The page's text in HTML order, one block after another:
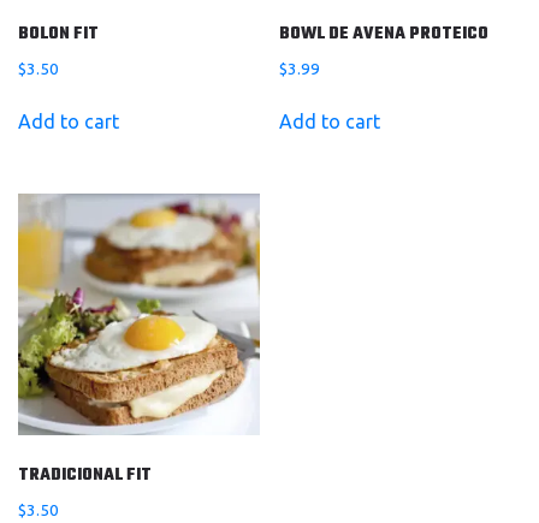
BOLON FIT
$3.50
Add to cart
BOWL DE AVENA PROTEICO
$3.99
Add to cart
TRADICIONAL FIT
$3.50